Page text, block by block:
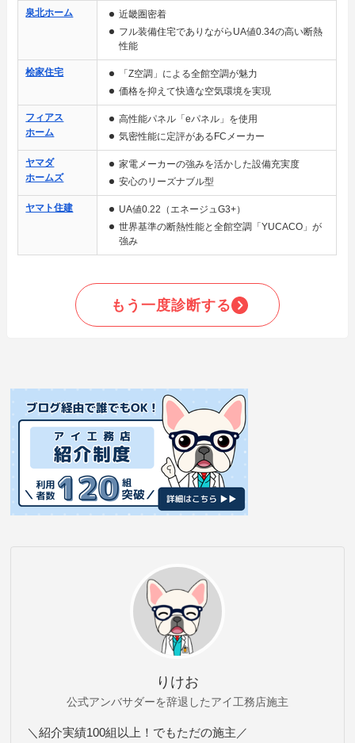
泉北ホーム
近畿圏密着
フル装備住宅でありながらUA値0.34の高い断熱
性能
桧家住宅
「Z空調」による全館空調が魅力
価格を抑えて快適な空気環境を実現
フィアス
ホーム
高性能パネル「eパネル」を使用
気密性能に定評があるFCメーカー
ヤマダ
ホームズ
家電メーカーの強みを活かした設備充実度
安心のリーズナブル型
ヤマト住建
UA値0.22（エネージュG3+）
世界基準の断熱性能と全館空調「YUCACO」が
強み
もう一度診断する
りけお
公式アンバサダーを辞退したアイ工務店施主
＼紹介実績100組以上！でもただの施主／